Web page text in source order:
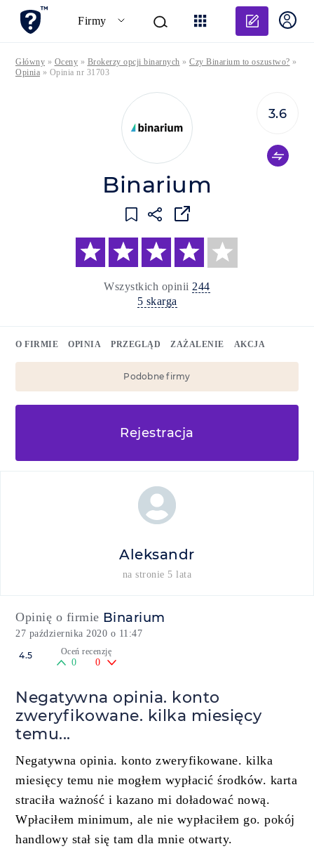
Firmy
Dodaj
Główny » Oceny » Brokerzy opcji binarnych » Czy Binarium to oszustwo? »
Opinia » Opinia nr 31703
Binarium
Wszystkich opinii 244
5 skarga
3.6
O FIRMIE OPINIA PRZEGLĄD ZAŻALENIE AKCJA
Podobne firmy
Rejestracja
Opinię o firmie Binarium
27 października 2020 o 11:47
4.5 Oceń recenzję
0 0
Negatywna opinia. konto
zweryfikowane. kilka miesięcy
temu...
Negatywna opinia. konto zweryfikowane. kilka
miesięcy temu nie mogłem wypłacić środków. karta
straciła ważność i kazano mi doładować nową.
Wpłaciłem minimum, ale nie wypłaciłem go. pokój
handlowy stał się tam dla mnie otwarty.
Aleksandr
na stronie 5 lata